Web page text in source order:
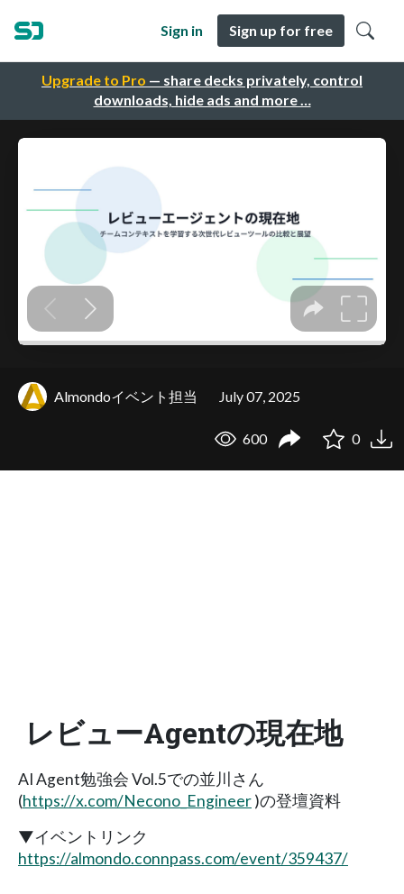
Upgrade to Pro — share decks privately, control
downloads, hide ads and more …
Sign in Sign up for free
Almondoイベント担当 July 07, 2025
600 0
レビューAgentの現在地
AI Agent勉強会 Vol.5での並川さん
(https://x.com/Necono_Engineer)の登壇資料
▼イベントリンク
https://almondo.connpass.com/event/359437/